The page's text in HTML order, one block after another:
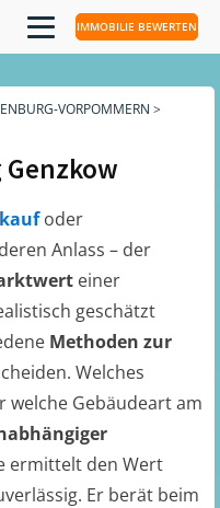
IMMOBILIE BEWERTEN
VORPOMMERN >
Genzkow
oder
Anlass – der
einer
geschätzt
Methoden zur
Welches
welche Gebäudeart am
ermittelt den Wert
Er berät beim